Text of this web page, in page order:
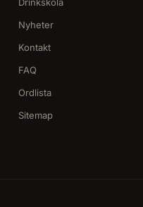
Nyheter
Kontakt
FAQ
Ordlista
Sitemap